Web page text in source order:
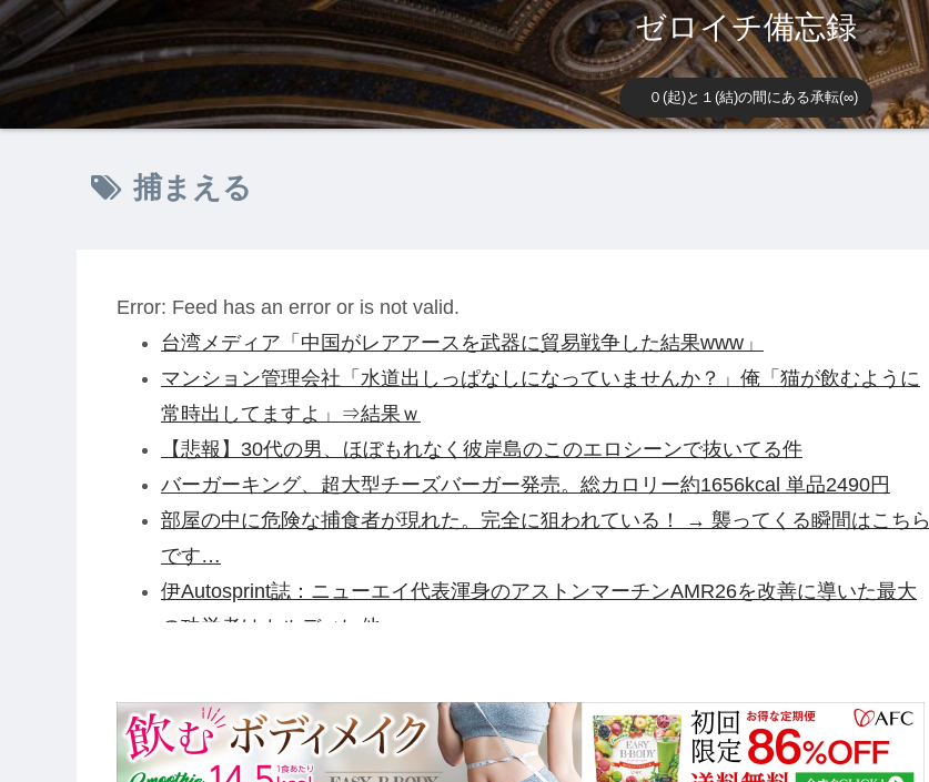
ゼロイチ備忘録
０(起)と１(結)の間にある承転(∞)
捕まえる
Error: Feed has an error or is not valid.
台湾メディア「中国がレアアースを武器に貿易戦争した結果www」
マンション管理会社「水道出しっぱなしになっていませんか？」俺「猫が飲むように
常時出してますよ」⇒結果ｗ
【悲報】30代の男、ほぼもれなく彼岸島のこのエロシーンで抜いてる件
バーガーキング、超大型チーズバーガー発売。総カロリー約1656kcal 単品2490円
部屋の中に危険な捕食者が現れた。完全に狙われている！ → 襲ってくる瞬間はこちら
です…
伊Autosprint誌：ニューエイ代表渾身のアストンマーチンAMR26を改善に導いた最大
の功労者はカルディレ他
ル・・・・・・・・・他
【ガンダム閃光のハサウェイ】GGG「ギギ・アンダルシア 水着Ver.」フィギュア【出
荷日更新・8月25日頃発売】他